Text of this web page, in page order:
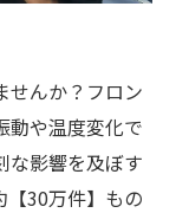
せんか？フロン
動や温度変化で
な影響を及ぼす
【30万件】もの